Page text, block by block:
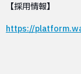
【採用情報】
https://